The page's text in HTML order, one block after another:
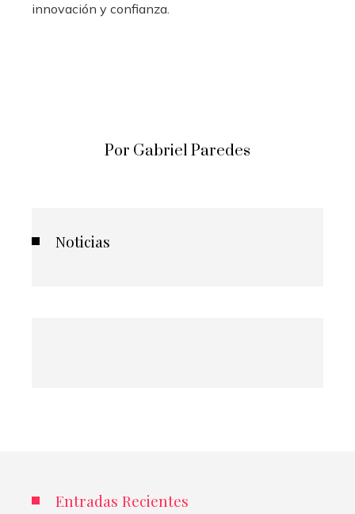
innovación y confianza.
Por Gabriel Paredes
Noticias
Entradas Recientes